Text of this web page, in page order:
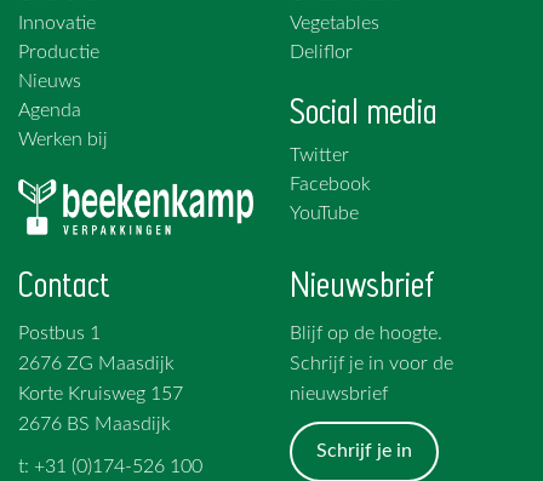
Innovatie
Productie
Nieuws
Agenda
Werken bij
Vegetables
Deliflor
Social media
Twitter
Facebook
YouTube
Contact
Postbus 1
2676 ZG Maasdijk
Korte Kruisweg 157
2676 BS Maasdijk
t: +31 (0)174-526 100
Nieuwsbrief
Blijf op de hoogte.
Schrijf je in voor de
nieuwsbrief
Schrijf je in